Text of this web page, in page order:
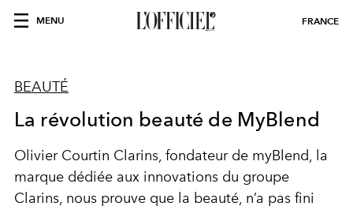
MENU FRANCE
BEAUTÉ
La révolution beauté de MyBlend
Olivier Courtin Clarins, fondateur de myBlend, la
marque dédiée aux innovations du groupe
Clarins, nous prouve que la beauté, n’a pas fini